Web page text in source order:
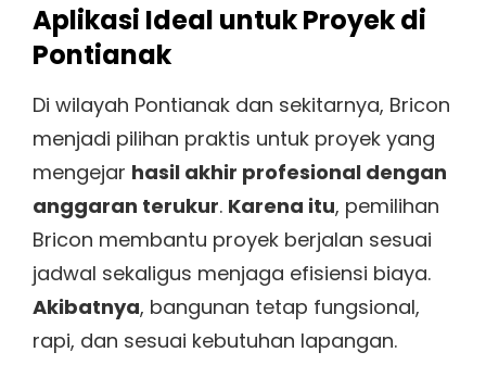
Aplikasi Ideal untuk Proyek di
Pontianak
Di wilayah Pontianak dan sekitarnya, Bricon
menjadi pilihan praktis untuk proyek yang
mengejar hasil akhir profesional dengan
anggaran terukur. Karena itu, pemilihan
Bricon membantu proyek berjalan sesuai
jadwal sekaligus menjaga efisiensi biaya.
Akibatnya, bangunan tetap fungsional,
rapi, dan sesuai kebutuhan lapangan.